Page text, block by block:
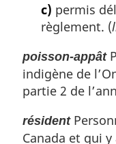
c) permis
règlement. (
poisson-appât
indigène de
partie 2 de
résident
Canada et qui